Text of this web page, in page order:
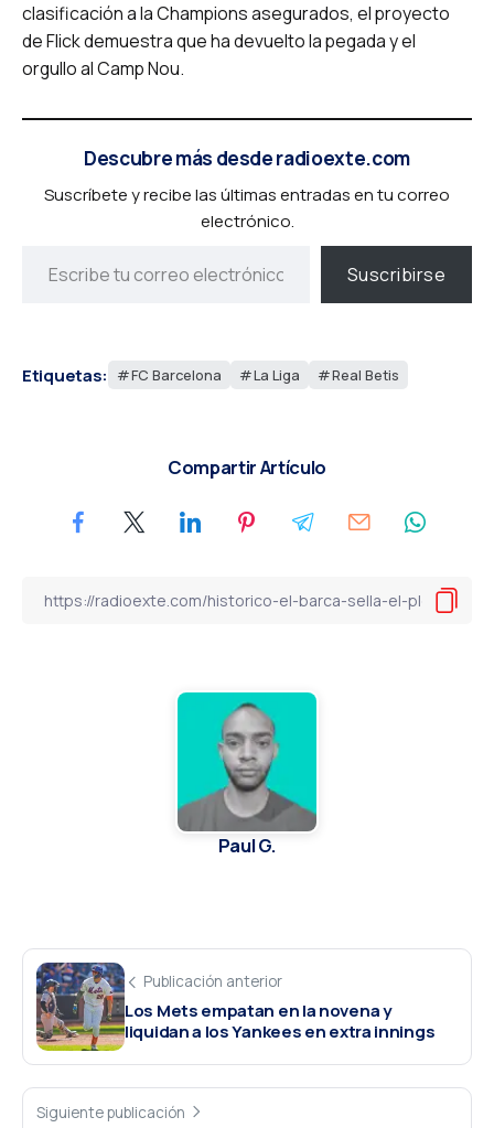
clasificación a la Champions asegurados, el proyecto
de Flick demuestra que ha devuelto la pegada y el
orgullo al Camp Nou.
Descubre más desde radioexte.com
Suscríbete y recibe las últimas entradas en tu correo
electrónico.
Suscribirse
Etiquetas: FC Barcelona La Liga Real Betis
Compartir Artículo
Paul G.
Publicación anterior
Los Mets empatan en la novena y
liquidan a los Yankees en extra innings
Siguiente publicación